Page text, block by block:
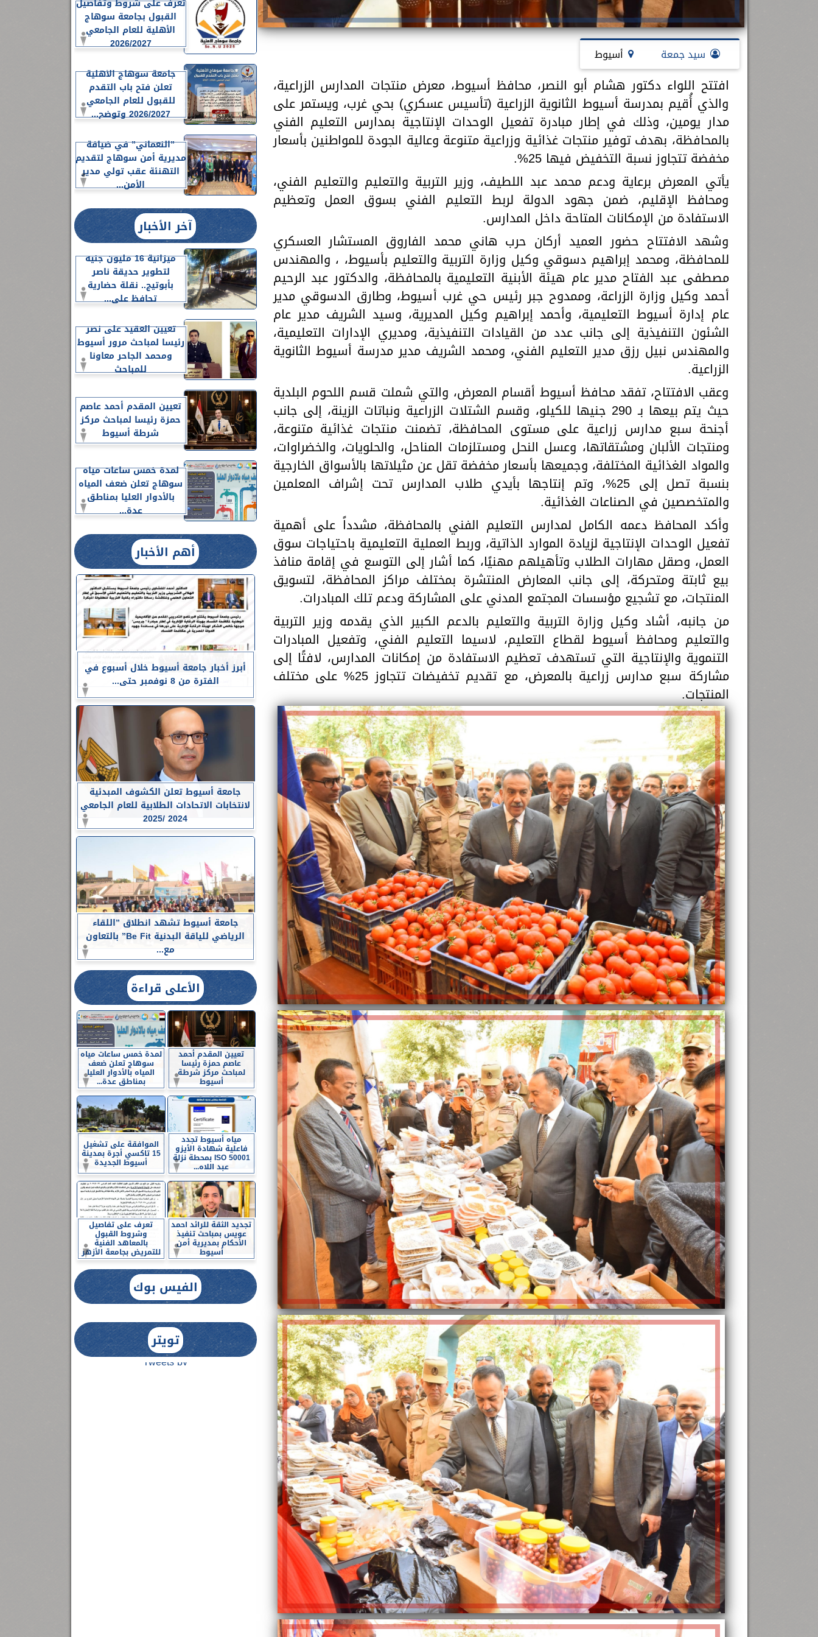
سيد جمعة أسيوط
افتتح اللواء دكتور هشام أبو النصر، محافظ أسيوط، معرض منتجات المدارس الزراعية،
والذي أُقيم بمدرسة أسيوط الثانوية الزراعية (تأسيس عسكري) بحي غرب، ويستمر على
مدار يومين، وذلك في إطار مبادرة تفعيل الوحدات الإنتاجية بمدارس التعليم الفني
بالمحافظة، بهدف توفير منتجات غذائية وزراعية متنوعة وعالية الجودة للمواطنين بأسعار
مخفضة تتجاوز نسبة التخفيض فيها 25%.
يأتي المعرض برعاية ودعم محمد عبد اللطيف، وزير التربية والتعليم والتعليم الفني،
ومحافظ الإقليم، ضمن جهود الدولة لربط التعليم الفني بسوق العمل وتعظيم
الاستفادة من الإمكانات المتاحة داخل المدارس.
وشهد الافتتاح حضور العميد أركان حرب هاني محمد الفاروق المستشار العسكري
للمحافظة، ومحمد إبراهيم دسوقي وكيل وزارة التربية والتعليم بأسيوط، ، والمهندس
مصطفى عبد الفتاح مدير عام هيئة الأبنية التعليمية بالمحافظة، والدكتور عبد الرحيم
أحمد وكيل وزارة الزراعة، وممدوح جبر رئيس حي غرب أسيوط، وطارق الدسوقي مدير
عام إدارة أسيوط التعليمية، وأحمد إبراهيم وكيل المديرية، وسيد الشريف مدير عام
الشئون التنفيذية إلى جانب عدد من القيادات التنفيذية، ومديري الإدارات التعليمية،
والمهندس نبيل رزق مدير التعليم الفني، ومحمد الشريف مدير مدرسة أسيوط الثانوية
الزراعية.
وعقب الافتتاح، تفقد محافظ أسيوط أقسام المعرض، والتي شملت قسم اللحوم البلدية
حيث يتم بيعها بـ 290 جنيها للكيلو، وقسم الشتلات الزراعية ونباتات الزينة، إلى جانب
أجنحة سبع مدارس زراعية على مستوى المحافظة، تضمنت منتجات غذائية متنوعة،
ومنتجات الألبان ومشتقاتها، وعسل النحل ومستلزمات المناحل، والحلويات، والخضراوات،
والمواد الغذائية المختلفة، وجميعها بأسعار مخفضة تقل عن مثيلاتها بالأسواق الخارجية
بنسبة تصل إلى 25%، وتم إنتاجها بأيدي طلاب المدارس تحت إشراف المعلمين
والمتخصصين في الصناعات الغذائية.
وأكد المحافظ دعمه الكامل لمدارس التعليم الفني بالمحافظة، مشدداً على أهمية
تفعيل الوحدات الإنتاجية لزيادة الموارد الذاتية، وربط العملية التعليمية باحتياجات سوق
العمل، وصقل مهارات الطلاب وتأهيلهم مهنيًا، كما أشار إلى التوسع في إقامة منافذ
بيع ثابتة ومتحركة، إلى جانب المعارض المنتشرة بمختلف مراكز المحافظة، لتسويق
المنتجات، مع تشجيع مؤسسات المجتمع المدني على المشاركة ودعم تلك المبادرات.
من جانبه، أشاد وكيل وزارة التربية والتعليم بالدعم الكبير الذي يقدمه وزير التربية
والتعليم ومحافظ أسيوط لقطاع التعليم، لاسيما التعليم الفني، وتفعيل المبادرات
التنموية والإنتاجية التي تستهدف تعظيم الاستفادة من إمكانات المدارس، لافتًا إلى
مشاركة سبع مدارس زراعية بالمعرض، مع تقديم تخفيضات تتجاوز 25% على مختلف
المنتجات.
تعرف على شروط وتفاصيل
القبول بجامعة سوهاج
الأهلية للعام الجامعي
2026/2027
جامعة سوهاج الأهلية
تعلن فتح باب التقدم
للقبول للعام الجامعي
2026/2027 وتوضح...
”النعماني” في ضيافة
مديرية أمن سوهاج لتقديم
التهنئة عقب تولي مدير
الأمن...
آخر الأخبار
ميزانية 16 مليون جنيه
لتطوير حديقة ناصر
بأبوتيج.. نقلة حضارية
تحافظ على...
تعيين العقيد على نصر
رئيسا لمباحث مرور أسيوط
ومحمد الجاحر معاونا
للمباحث
تعيين المقدم أحمد عاصم
حمزة رئيسا لمباحث مركز
شرطة أسيوط
لمدة خمس ساعات مياه
سوهاج تعلن ضعف المياه
بالأدوار العليا بمناطق
عدة...
أهم الأخبار
أبرز أخبار جامعة أسيوط خلال أسبوع في
الفترة من 8 نوفمبر حتى...
جامعة أسيوط تعلن الكشوف المبدئية
لانتخابات الاتحادات الطلابية للعام الجامعي
2024 /2025
جامعة أسيوط تشهد انطلاق ”اللقاء
الرياضي للياقة البدنية Be Fit” بالتعاون
مع...
الأعلى قراءة
تعيين المقدم أحمد
عاصم حمزة رئيسا
لمباحث مركز شرطة
أسيوط
لمدة خمس ساعات مياه
سوهاج تعلن ضعف
المياه بالأدوار العليا
بمناطق عدة...
مياه أسيوط تجدد
فاعلية شهادة الأيزو
ISO 50001 بمحطة نزلة
عبد اللاه...
الموافقة على تشغيل
15 تاكسي أجرة بمدينة
أسيوط الجديدة
تجديد الثقة للرائد احمد
عويس بمباحث تنفيذ
الأحكام بمديرية أمن
أسيوط
تعرف على تفاصيل
وشروط القبول
بالمعاهد الفنية
للتمريض بجامعة الأزهر
الفيس بوك
تويتر
Tweets by